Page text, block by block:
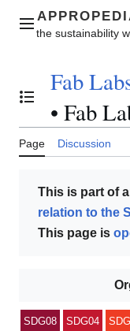
contentMain menu
Toggle the table of
Fab
• Fab
Page Discussion
This is part of
relation to the
This page is
SDG08 SDG04